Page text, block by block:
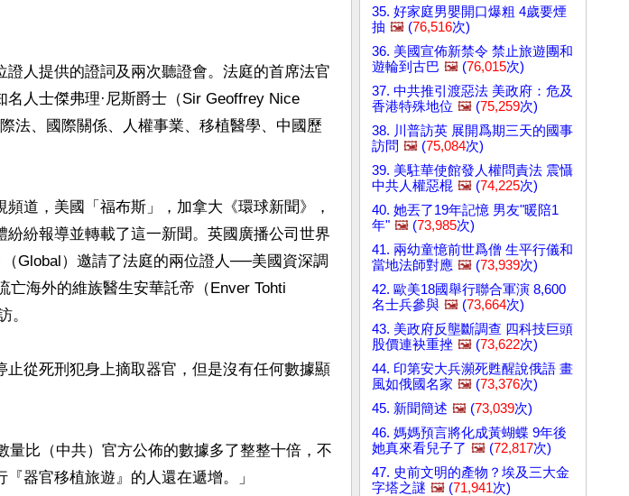
人提供的證詞及兩次聽證會。法庭的首席法官
人士傑弗理·尼斯爵士（Sir Geoffrey Nice
法、國際關係、人權事業、移植醫學、中國歷
道，美國「福布斯」，加拿大《環球新聞》，
紛紛報導並轉載了這一新聞。英國廣播公司世界
Global）邀請了法庭的兩位證人──美國資深調
亡海外的維族醫生安華託帝（Enver Tohti
。
從死刑犯身上摘取器官，但是沒有任何數據顯
量比（中共）官方公佈的數據多了整整十倍，不
器官移植旅遊』的人還在遞增。」
35. 好家庭男嬰開口爆粗 4歲要煙
抽 🖼️ (76,516次)
36. 美國宣佈新禁令 禁止旅遊團和
遊輪到古巴 🖼️ (76,015次)
37. 中共推引渡惡法 美政府：危及
香港特殊地位 🖼️ (75,259次)
38. 川普訪英 展開爲期三天的國事
訪問 🖼️ (75,084次)
39. 美駐華使館發人權問責法 震懾
中共人權惡棍 🖼️ (74,225次)
40. 她丟了19年記憶 男友"暖陪1
年" 🖼️ (73,985次)
41. 兩幼童憶前世爲僧 生平行儀和
當地法師對應 🖼️ (73,939次)
42. 歐美18國舉行聯合軍演 8,600
名士兵參與 🖼️ (73,664次)
43. 美政府反壟斷調查 四科技巨頭
股價連袂重挫 🖼️ (73,622次)
44. 印第安大兵瀕死甦醒說俄語 畫
風如俄國名家 🖼️ (73,376次)
45. 新聞簡述 🖼️ (73,039次)
46. 媽媽預言將化成黃蝴蝶 9年後
她真來看兒子了 🖼️ (72,817次)
47. 史前文明的產物？埃及三大金
字塔之謎 🖼️ (71,941次)